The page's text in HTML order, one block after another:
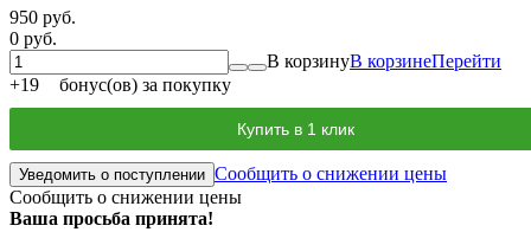
950 руб.
0 руб.
В корзинуВ корзинеПерейти
+19 бонус(ов) за покупку
Купить в 1 клик
Уведомить о поступлении Сообщить о снижении цены
Сообщить о снижении цены
Ваша просьба принята!